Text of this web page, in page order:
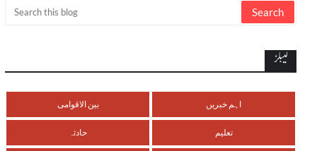
لیبلز
اہم خبریں بین الاقوامی
تعلیم حادثہ